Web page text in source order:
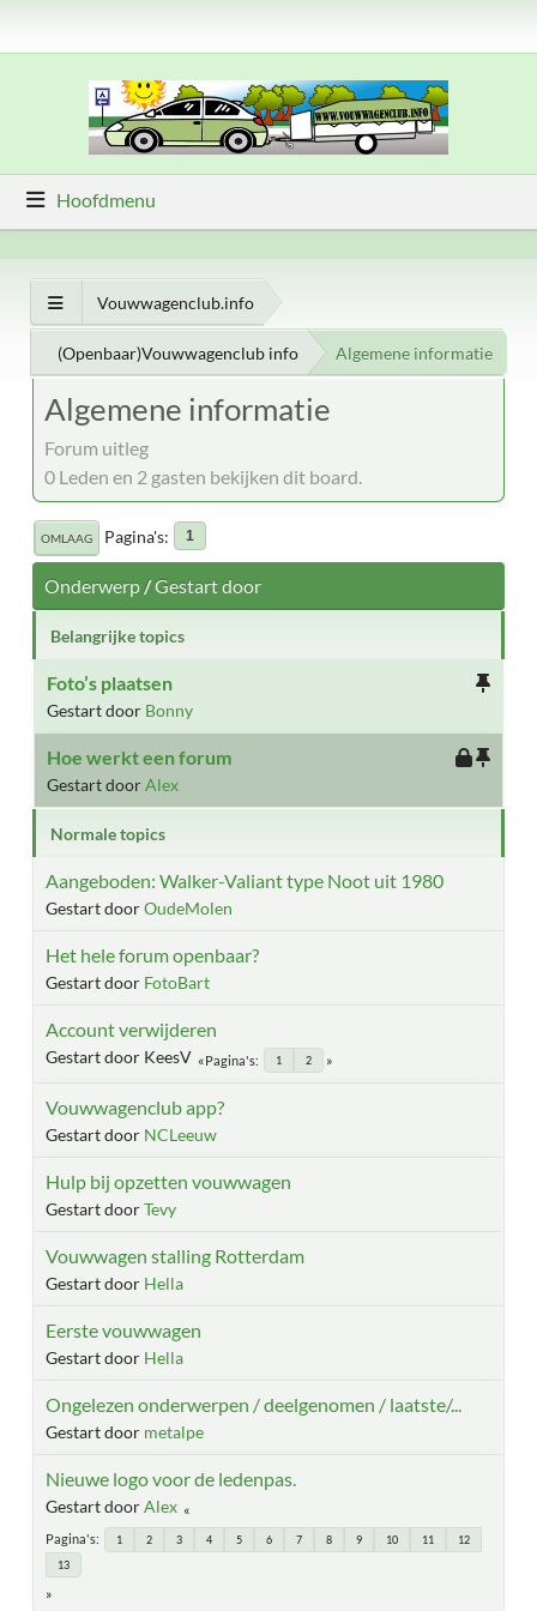
Hoofdmenu
Vouwwagenclub.info
(Openbaar)Vouwwagenclub info Algemene informatie
Algemene informatie
Forum uitleg
0 Leden en 2 gasten bekijken dit board.
OMLAAG Pagina's 1
Onderwerp/Gestart door
Belangrijke topics
Foto’s plaatsen
Gestart door Bonny
Hoe werkt een forum
Gestart doorAlex
Normale topics
Aangeboden: Walker-Valiant type Noot uit 1980
Gestart doorOudeMolen
Het hele forum openbaar?
Gestart door FotoBart
Account verwijderen
Gestart door KeesV Pagina's 1 2
Vouwwagenclub app?
Gestart door NCLeeuw
Hulp bij opzetten vouwwagen
Gestart doorTevy
Vouwwagen stalling Rotterdam
Gestart door Hella
Eerste vouwwagen
Gestart door Hella
Ongelezen onderwerpen / deelgenomen / laatste/...
Gestart door metalpe
Nieuwe logo voor de ledenpas.
Gestart doorAlex
Pagina's 1 2 3 4 5 6 7 8 9 10 11
12
13